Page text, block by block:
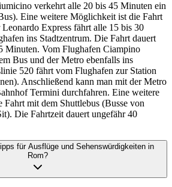
verkehrt alle 20 bis 45 Minuten ein
Eine weitere Möglichkeit ist die Fahrt
Express fährt alle 15 bis 30
ins Stadtzentrum. Die Fahrt dauert
Minuten. Vom Flughafen Ciampino
Bus und der Metro ebenfalls ins
520 fährt vom Flughafen zur Station
Anschließend kann man mit der Metro
Termini durchfahren. Eine weitere
mit dem Shuttlebus (Busse von
Die Fahrtzeit dauert ungefähr 40
für Ausflüge und Sehenswürdigkeiten in
Rom?